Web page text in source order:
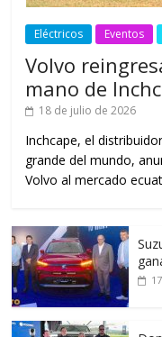
Eléctricos Eventos
Volvo
mano de
18 de julio de 2026
Inchcape, el
grande del mundo,
Volvo al mercado